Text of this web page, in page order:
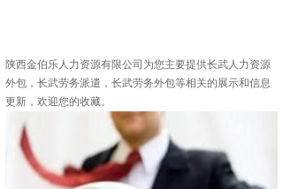
陕西金伯乐人力资源有限公司为您主要提供长武人力资源
外包 ，长武劳务派遣，长武劳务外包等相关的展示和信息
更新，欢迎您的收藏。